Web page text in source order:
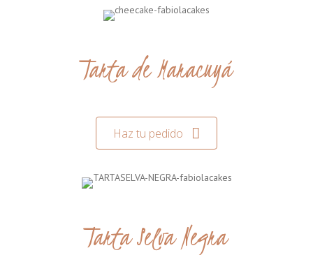
Tarta de Maracuyá
Haz tu pedido
Tarta Selva Negra